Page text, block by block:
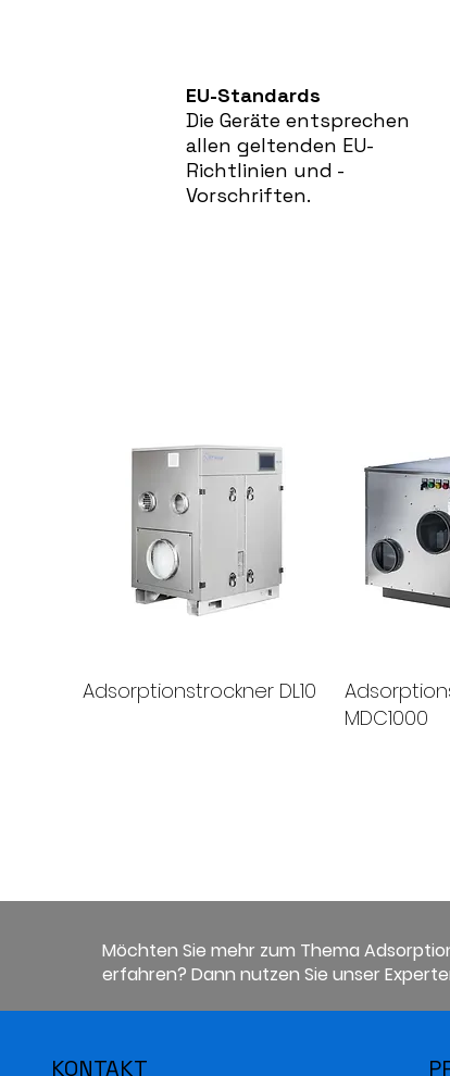
EU-Standards
Die Geräte entsprechen
allen geltenden EU-
Richtlinien und -
Vorschriften.
Adsorptionstrockner DL10
MDC1000
Möchten Sie mehr zum Thema
erfahren? Dann nutzen Sie unser
KONTAKT